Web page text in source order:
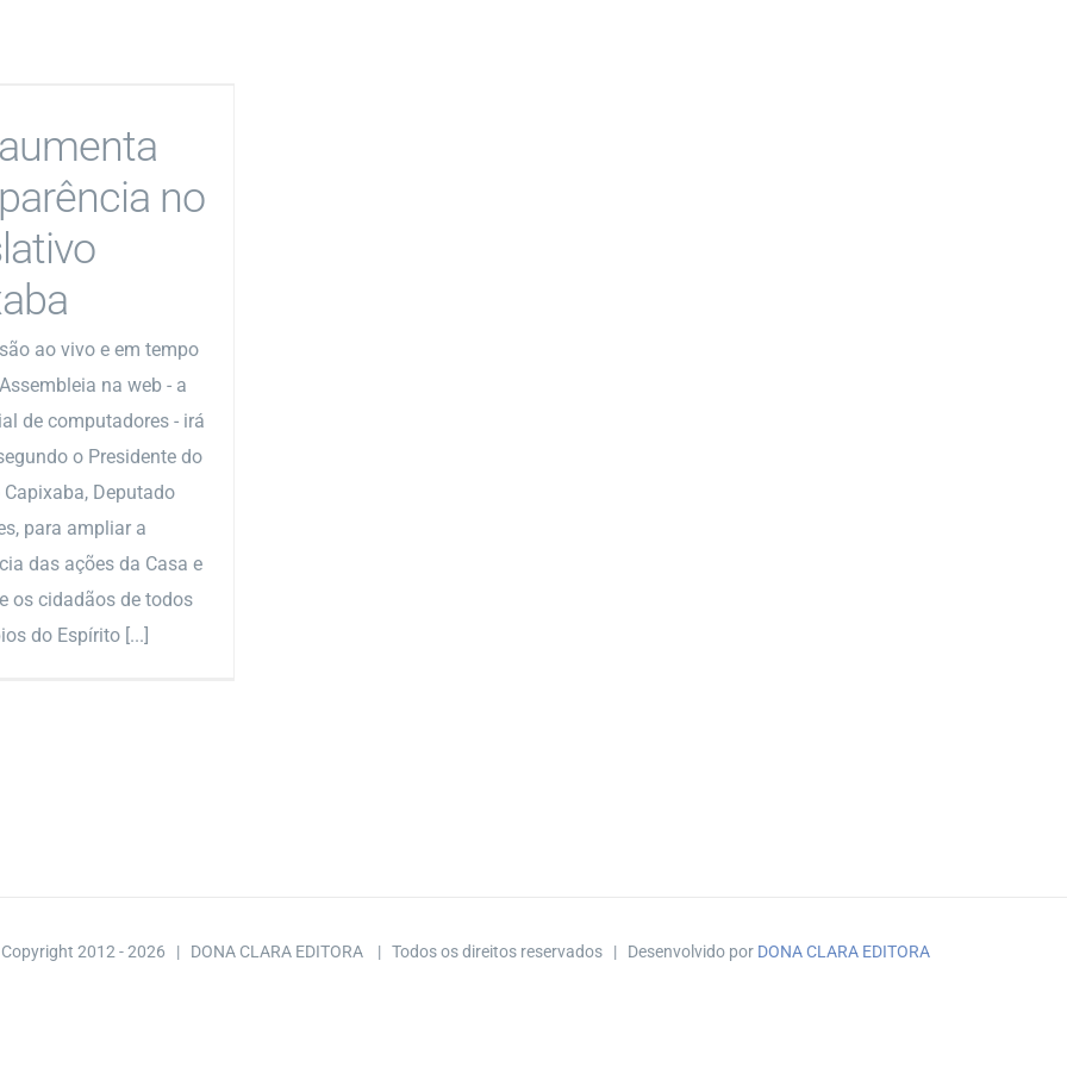
no
ao vivo e em tempo
na web - a
de computadores - irá
o Presidente do
Deputado
para ampliar a
das ações da Casa e
os cidadãos de todos
do Espírito [...]
2012 -2026 | DONA CLARA EDITORA | Todos os direitos reservados | Desenvolvido por DONA CLARA EDITORA